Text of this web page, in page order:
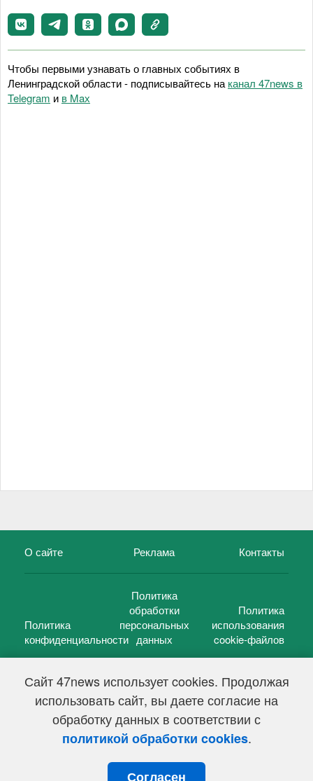
Сайт 47news использует cookies. Продолжая
использовать сайт, вы даете согласие на
обработку данных в соответствии с
политикой обработки cookies.
Согласен
Чтобы первыми узнавать о главных событиях в
Ленинградской области - подписывайтесь на канал 47news в
Telegram и в Maх
О сайте Реклама Контакты
Политика
конфиденциальности
Политика
обработки
персональных
данных
Политика
использования
cookie-файлов
47 новостей (47 news)2005 — 2026 г.
Свидетельство о регистрации СМИ Эл № ФС 77-39848, выдано
Федеральной службой по надзору в сфере связи,
информационных технологий и массовых коммуникаций